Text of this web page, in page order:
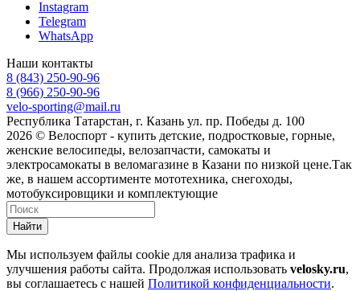
Instagram
Telegram
WhatsApp
Наши контакты
8 (843) 250-90-96
8 (966) 250-90-96
velo-sporting@mail.ru
Республика Татарстан, г. Казань ул. пр. Победы д. 100
2026 © Велоспорт - купить детские, подростковые, горные,
женские велосипеды, велозапчасти, самокаты и
электросамокаты в веломагазине в Казани по низкой цене.Так
же, в нашем ассортименте мототехника, снегоходы,
мотобуксировщики и комплектующие
Найти
Мы используем файлы cookie для анализа трафика и
улучшения работы сайта. Продолжая использовать velosky.ru,
вы соглашаетесь с нашей Политикой конфиденциальности.